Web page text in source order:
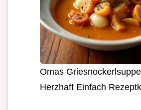
Omas
Herzhaft Einfach